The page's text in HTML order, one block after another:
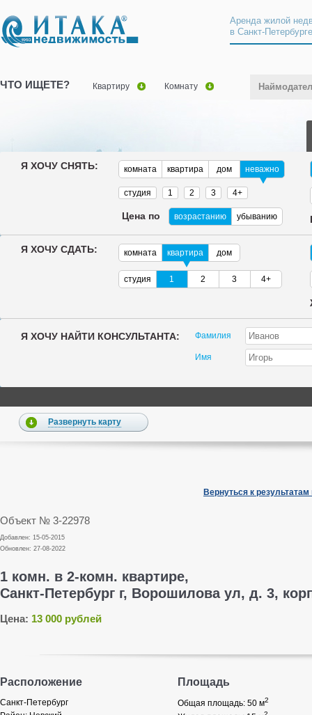
Аренда жилой
в Санкт-
ЧТО ИЩЕТЕ? Квартиру Комнату
Я ХОЧУ СНЯТЬ: комната квартира дом неважно
студия 1 2 3 4+
Цена по возрастанию убыванию
Я ХОЧУ СДАТЬ: комната квартира дом
студия 1 2 3 4+
Я ХОЧУ НАЙТИ КОНСУЛЬТАНТА: Фамилия
Имя
Развернуть карту
Вернуться к результатам
Объект № 3-22978
Добавлен: 15-05-2015
Обновлен: 27-08-2022
1 комн. в 2-комн. квартире,
Санкт-Петербург г, Ворошилова ул, д. 3,
Цена: 13 000 рублей
Расположение
Санкт-Петербург
Площадь
Общая площадь: 50 м2